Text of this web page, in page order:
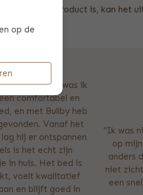
natuurlijk product is, kan het
7-2026
Chow Danver was ik
comfortabel en
en met Bullby heb
Vanaf het
hij er ontspannen
is het echt zijn
in huis. Het bed is
voelt kwalitatief
en blijft goed in
"Ik was
op
anders
niet
een
op de